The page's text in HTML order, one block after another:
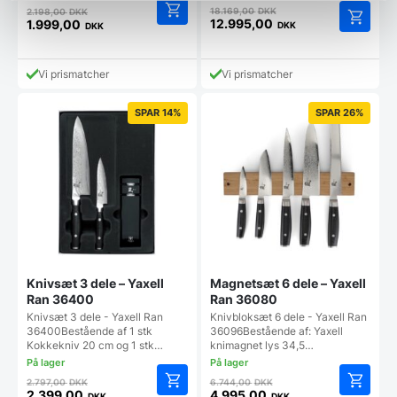
2.198,00DKKDen
oprindelige
var:
2.198,00 DKK.
1.999,00 DKK
aktuelle
prisVi prismatcher
18.169,00DKKDen
oprindelige
var:
18.169,00 DKK.
12.995,00 DKK
aktuelle
pris
12.995,00 DKK.
Vi prismatcher
SPAR 14%
Knivsæt 3 dele – Yaxell
Ran 36400
Knivsæt 3 dele - Yaxell Ran
36400Bestående af 1 stk
Kokkekniv 20 cm og 1 stk…
2.797,00DKKDen
SPAR 26%
Magnetsæt 6 dele – Yaxell
Ran 36080
Knivbloksæt 6 dele - Yaxell Ran
36096Bestående af: Yaxell
knimagnet lys 34,5…
6.744,00DKKDen